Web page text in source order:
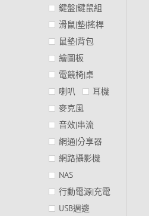
鍵盤|鍵鼠組
滑鼠|墊|搖桿
鼠墊|背包
繪圖板
電競椅|桌
喇叭
耳機
麥克風
音效|串流
網通|分享器
網路攝影機
NAS
行動電源|充電
USB週邊